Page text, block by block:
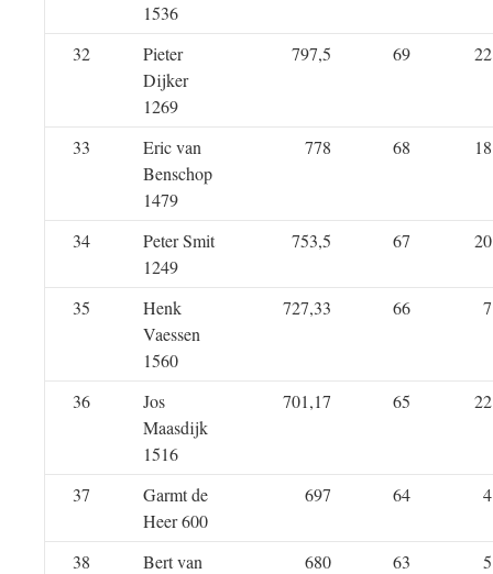
1536
32
Pieter
Dijker
1269
797,5 69 22
33
Eric van
Benschop
1479
778 68 18
34
Peter Smit
1249
753,5 67 20
35
Henk
Vaessen
1560
727,33 66 7
36
Jos
Maasdijk
1516
701,17 65 22
37
Garmt de
Heer 600
697 64 4
38
Bert van
680 63 5